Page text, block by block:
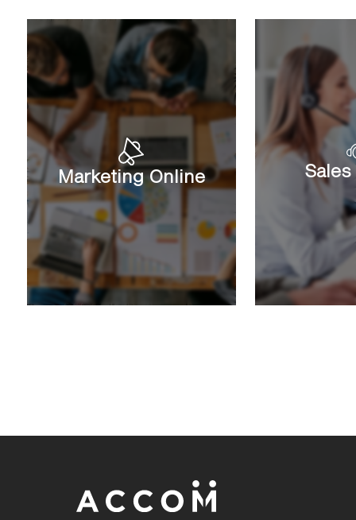
Marketing Online